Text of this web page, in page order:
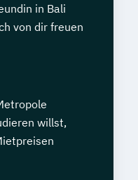
in Bali
von dir freuen
willst,